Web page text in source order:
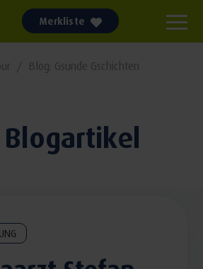
Merkliste
Blog: Gsunde Gschichten